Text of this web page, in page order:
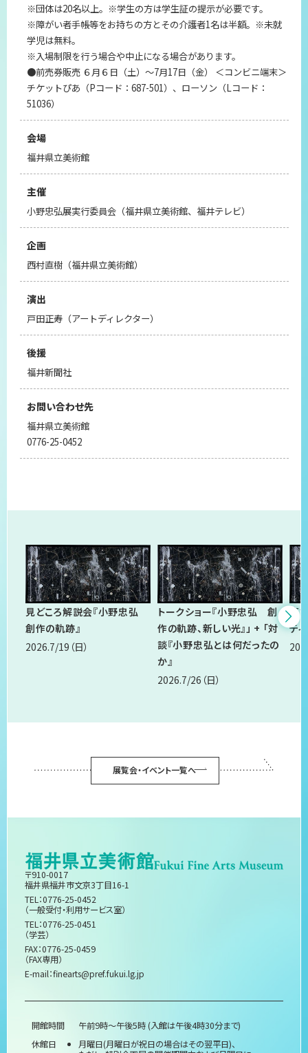
※団体は20名以上。※学生の方は学生証の提示が必要です。
※障がい者手帳等をお持ちの方とその介護者1名は半額。※未就
学児は無料。
※入場制限を行う場合や中止になる場合があります。
●前売券販売 ６月６日（土）～7月17日（金） ＜コンビニ端末＞
チケットぴあ（Pコード：687-501）、ローソン（Lコード：
51036）
会場
福井県立美術館
主催
小野忠弘展実行委員会（福井県立美術館、福井テレビ）
企画
西村直樹（福井県立美術館）
演出
戸田正寿（アートディレクター）
後援
福井新聞社
お問い合わせ先
福井県立美術館
0776-25-0452
見どころ解説会『小野忠弘
創作の軌跡』
2026.7/19 （日）
トークショー『小野忠弘 創
作の軌跡、新しい光』」 + 「対
談『小野忠弘とは何だったの
か』
2026.7/26 （日）
座
ティ
展覧会・イベント一覧へ
〒910-0017
福井県福井市文京3丁目16-1
TEL：0776-25-0452
（一般受付・利用サービス室）
TEL：0776-25-0451
（学芸）
FAX：0776-25-0459
（FAX専用）
E-mail：finearts@pref.fukui.lg.jp
開館時間
午前9時～午後5時 (入館は午後4時30分まで)
休館日
月曜日(月曜日が祝日の場合はその翌平日)、